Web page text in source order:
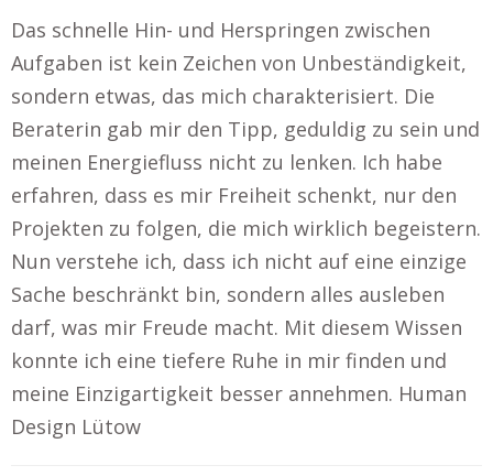
Das schnelle Hin- und Herspringen zwischen
Aufgaben ist kein Zeichen von Unbeständigkeit,
sondern etwas, das mich charakterisiert. Die
Beraterin gab mir den Tipp, geduldig zu sein und
meinen Energiefluss nicht zu lenken. Ich habe
erfahren, dass es mir Freiheit schenkt, nur den
Projekten zu folgen, die mich wirklich begeistern.
Nun verstehe ich, dass ich nicht auf eine einzige
Sache beschränkt bin, sondern alles ausleben
darf, was mir Freude macht. Mit diesem Wissen
konnte ich eine tiefere Ruhe in mir finden und
meine Einzigartigkeit besser annehmen. Human
Design Lütow